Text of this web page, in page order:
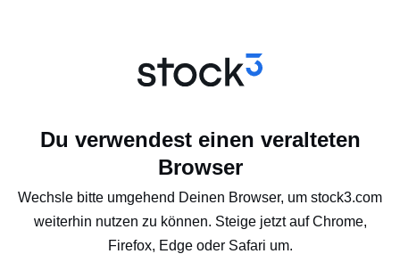
Du verwendest einen veralteten
Browser
Wechsle bitte umgehend Deinen Browser, um stock3.com
weiterhin nutzen zu können. Steige jetzt auf Chrome,
Firefox, Edge oder Safari um.